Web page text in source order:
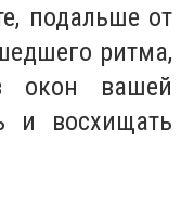
подальше от
ритма,
окон вашей
и восхищать